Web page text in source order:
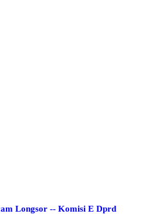
Longsor -- Komisi E Dprd